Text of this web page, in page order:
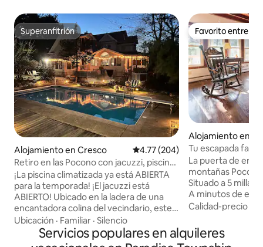
Superanfitrión
Superanfitrión
Alojamiento en Cresco Calificación promedio: 4.77 de
4.77 (204)
Retiro en las Pocono con jacuzzi, piscina
climatizada, senderismo y esquí
¡La piscina climatizada ya está ABIERTA
para la temporada! ¡El jacuzzi está
ABIERTO! Ubicado en la ladera de una
encantadora colina del vecindario, este
alojamiento vacacional Cresco de 3
dormitorios, 6 camas y 4 baños y medio
es el refugio de montaña perfecto para
Ubicación · Familiar · Silencio
Favorito entre
Favorito entre
Alojamiento en
Tu escapada
Pocono
La puerta de
montañas
Situado a 5 millas
A minutos de
de compras a los
de Kalahari. Cerca de golf, senderismo,
pesca, caza,
Calidad-precio
Servicios populares en alquileres